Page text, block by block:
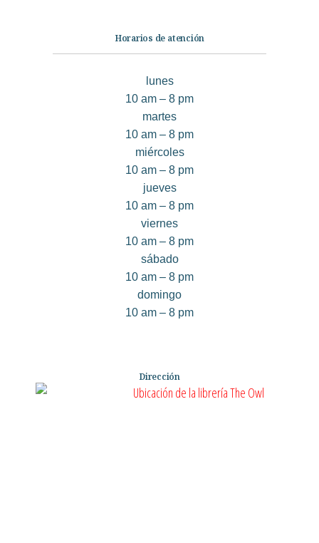
Horarios de atención
lunes
10 am – 8 pm
martes
10 am – 8 pm
miércoles
10 am – 8 pm
jueves
10 am – 8 pm
viernes
10 am – 8 pm
sábado
10 am – 8 pm
domingo
10 am – 8 pm
Dirección